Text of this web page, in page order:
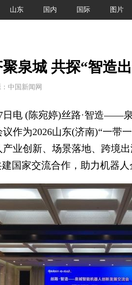
山东 国内 国际 图片
泉城 共探“智造
中国新闻网
电 (陈宛婷)丝路·智造——泉
作为2026山东(济南)“一带
业创新、场景落地、跨境
国家交流合作，助力机器人